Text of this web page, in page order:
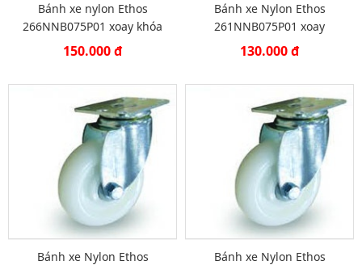
Bánh xe nylon Ethos
266NNB075P01 xoay khóa
150.000 đ
Bánh xe Nylon Ethos
261NNB075P01 xoay
130.000 đ
Bánh xe Nylon Ethos
Bánh xe Nylon Ethos